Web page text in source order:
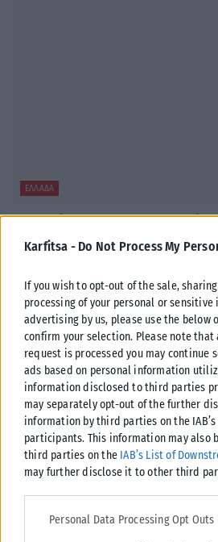
Karfitsa - Do Not Process My
If you wish to opt-out of the sale,
processing of your personal or
advertising by us, please use the below
confirm your selection. Please note
request is processed you may continue
ads based on personal information
information disclosed to third parties
may separately opt-out of the further
information by third parties on the
participants. This information may also
third parties on the IAB’s List of
may further disclose it to other third
Please note that this website/app uses
services and may gather and store
Personal Data Processing Opt Outs
ΕΛΛΆΔΑ
Στην Ελλάδα η 46χρονη
εμπρησμό της Marfin
κατηγορείται για εμπλοκή της στην
ΑΝΑΡΤΉΘΗΚΕ ΑΠΌKARFITSANEWS 06/08/2026